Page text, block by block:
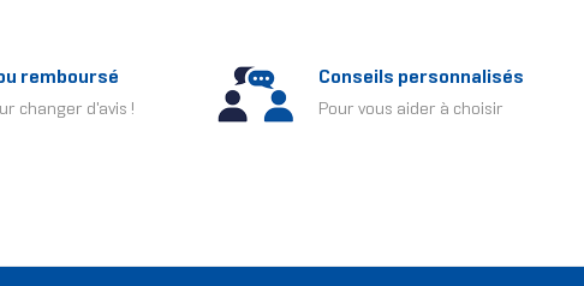
remboursé
changer d'avis !
Conseils personnalisés
Pour vous aider à choisir